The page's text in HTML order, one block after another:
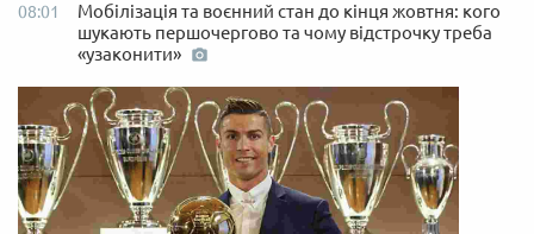
08:01
Мобілізація та воєнний стан до кінця жовтня: кого
шукають першочергово та чому відстрочку треба
«узаконити»